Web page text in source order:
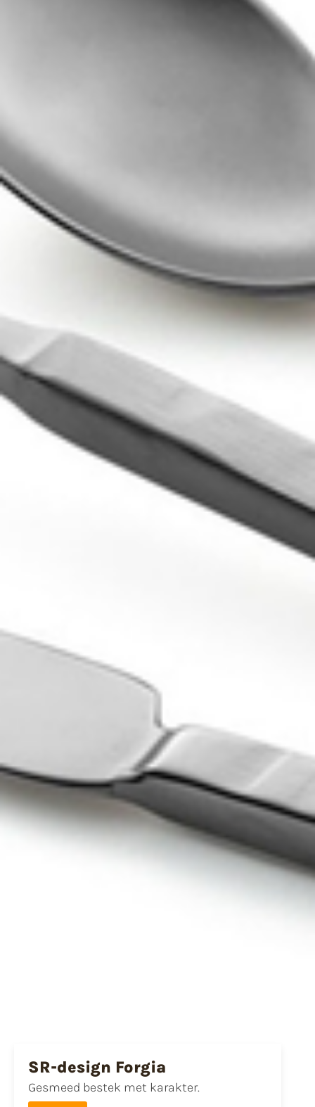
SR-design Forgia
Gesmeed bestek met karakter.
Dalper Prado
Bestekkunst uit Portugal